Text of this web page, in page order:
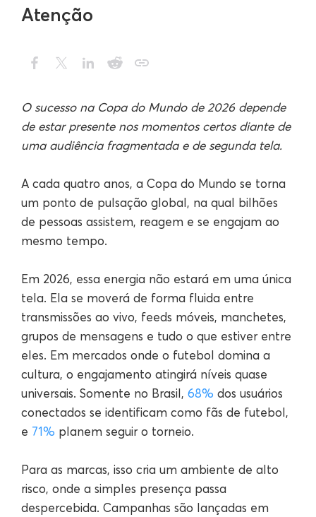
Atenção
O sucesso na Copa do Mundo de 2026 depende
de estar presente nos momentos certos diante de
uma audiência fragmentada e de segunda tela.
A cada quatro anos, a Copa do Mundo se torna
um ponto de pulsação global, na qual bilhões
de pessoas assistem, reagem e se engajam ao
mesmo tempo.
Em 2026, essa energia não estará em uma única
tela. Ela se moverá de forma fluida entre
transmissões ao vivo, feeds móveis, manchetes,
grupos de mensagens e tudo o que estiver entre
eles. Em mercados onde o futebol domina a
cultura, o engajamento atingirá níveis quase
universais. Somente no Brasil, 68% dos usuários
conectados se identificam como fãs de futebol,
e 71% planem seguir o torneio.
Para as marcas, isso cria um ambiente de alto
risco, onde a simples presença passa
despercebida. Campanhas são lançadas em